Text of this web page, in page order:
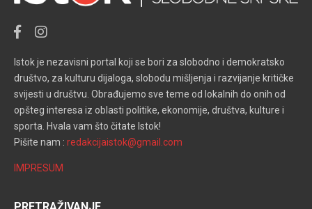
Istok je nezavisni portal koji se bori za slobodno i demokratsko
društvo, za kulturu dijaloga, slobodu mišljenja i razvijanje kritičke
svijesti u društvu. Obrađujemo sve teme od lokalnih do onih od
opšteg interesa iz oblasti politike, ekonomije, društva, kulture i
sporta. Hvala vam što čitate Istok!
Pišite nam : redakcijaistok@gmail.com
IMPRESUM